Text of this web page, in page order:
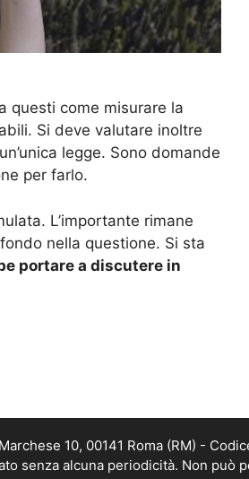
questi come misurare la
Si deve valutare inoltre
legge. Sono domande
per farlo.
L’importante rimane
nella questione. Si sta
portare a discutere in
10, 00141 Roma (RM) -
senza alcuna periodicità. Non